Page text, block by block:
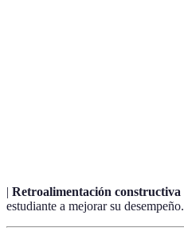
| Retroalimentación constructiva
estudiante a mejorar su desempeño.